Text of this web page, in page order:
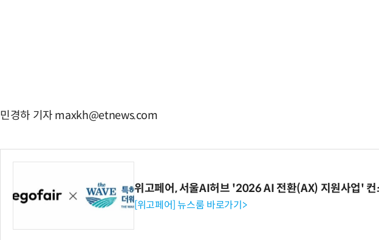
민경하 기자 maxkh@etnews.com
위고페어, 서울AI허브 '2026 AI 전환(AX) 지원사업' 컨
[위고페어] 뉴스룸 바로가기>